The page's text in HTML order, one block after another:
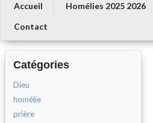
Accueil Homélies 2025 2026
Contact
Catégories
Dieu
homélie
prière